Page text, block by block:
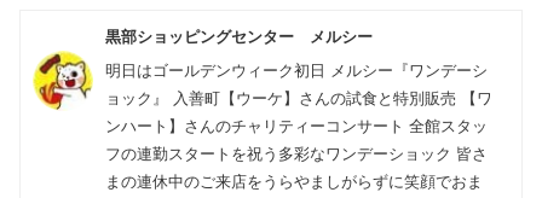
黒部ショッピングセンター メルシー
明日はゴールデンウィーク初日 メルシー『ワンデーシ
ョック』 入善町【ウーケ】さんの試食と特別販売 【ワ
ンハート】さんのチャリティーコンサート 全館スタッ
フの連勤スタートを祝う多彩なワンデーショック 皆さ
まの連休中のご来店をうらやましがらずに笑顔でおま